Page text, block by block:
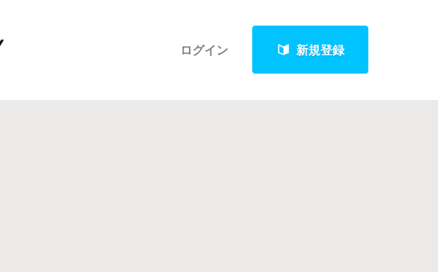
ログイン 新規登録